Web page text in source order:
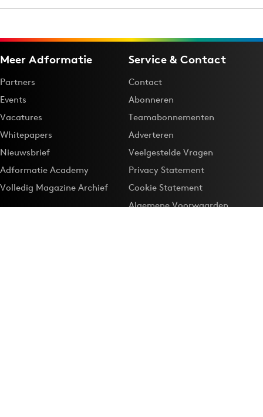
Meer Adformatie
Partners
Events
Vacatures
Whitepapers
Nieuwsbrief
Adformatie Academy
Volledig Magazine Archief
Service & Contact
Contact
Abonneren
Teamabonnementen
Adverteren
Veelgestelde Vragen
Privacy Statement
Cookie Statement
Algemene Voorwaarden